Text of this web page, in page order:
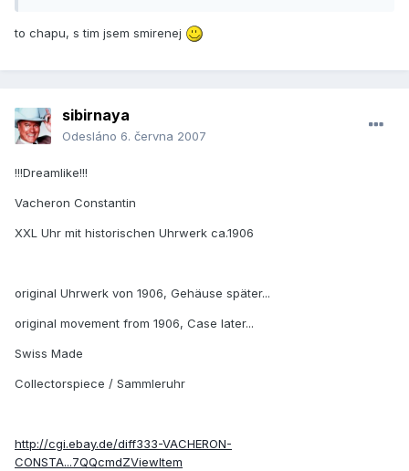
to chapu, s tim jsem smirenej
sibirnaya
Odesláno 6. června 2007
!!!Dreamlike!!!
Vacheron Constantin
XXL Uhr mit historischen Uhrwerk ca.1906
original Uhrwerk von 1906, Gehäuse später...
original movement from 1906, Case later...
Swiss Made
Collectorspiece / Sammleruhr
http://cgi.ebay.de/diff333-VACHERON-
CONSTA...7QQcmdZViewItem